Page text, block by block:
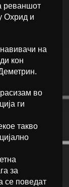
реваншот
Охрид и
на
кон
во
ги
такво
за
се поведат